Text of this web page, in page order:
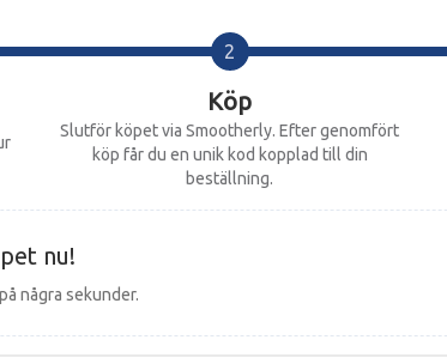
Köp
Slutför köpet via Smootherly. Efter genomfört
köp får du en unik kod kopplad till din
beställning.
nu!
några sekunder.